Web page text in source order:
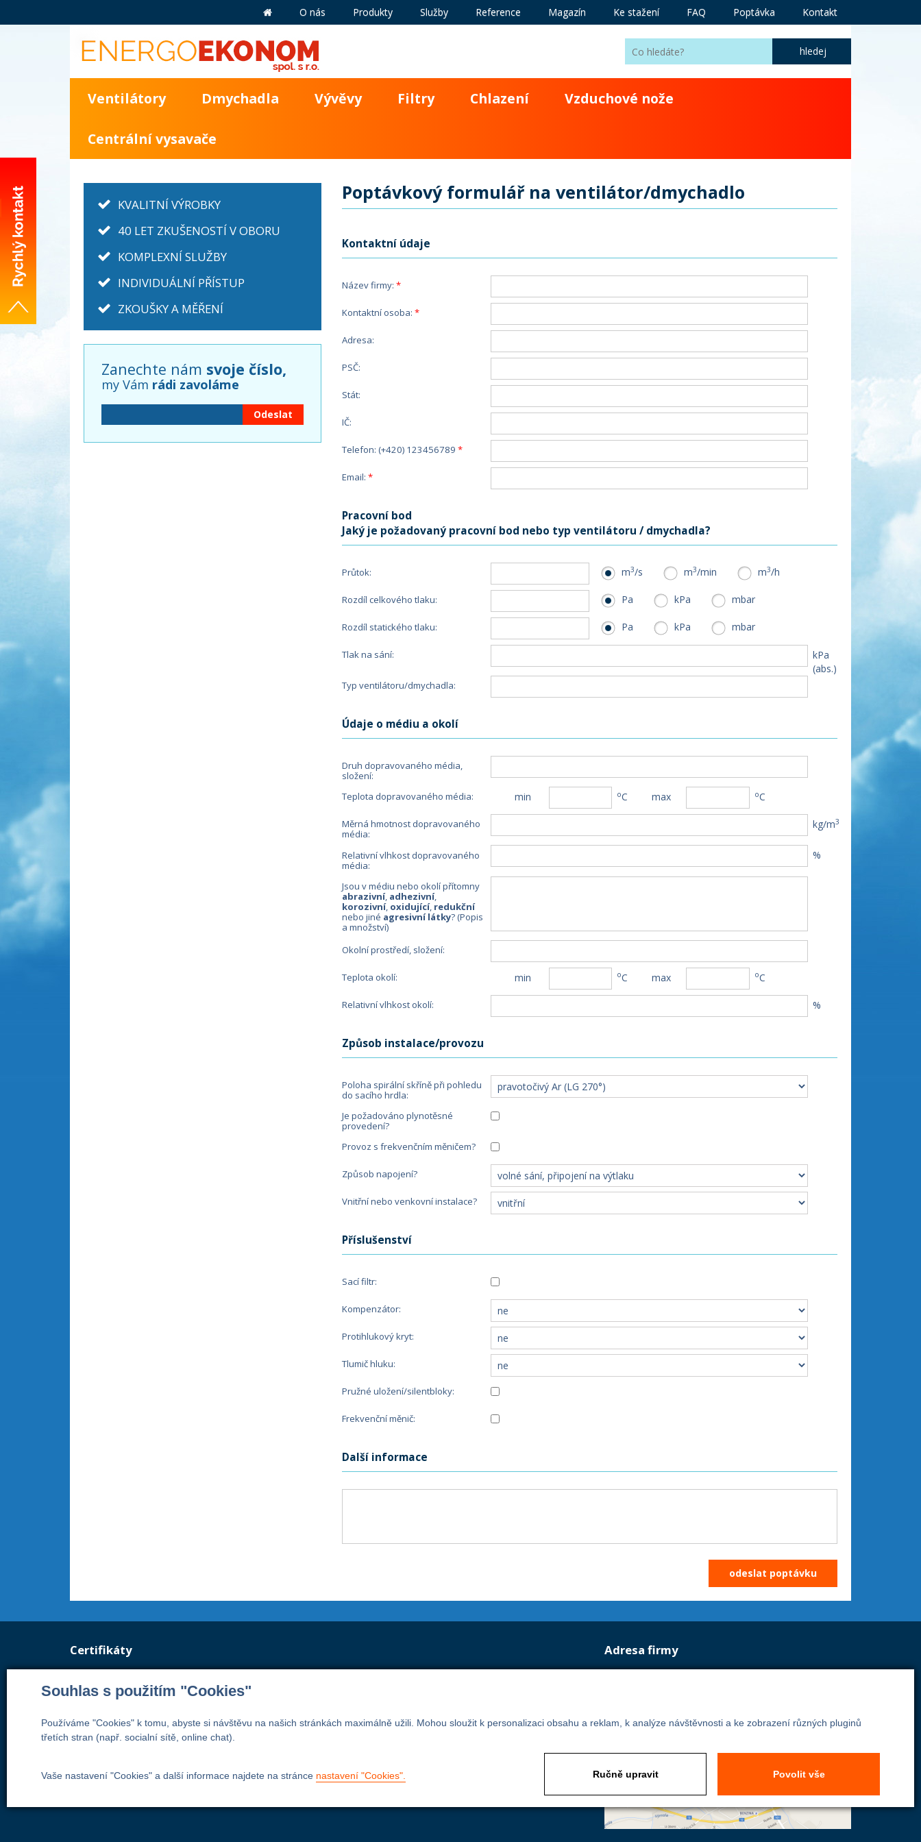
Souhlas s použitím "Cookies"
Používáme "Cookies" k tomu, abyste si návštěvu na našich stránkách maximálně užili. Mohou sloužit k personalizaci obsahu a reklam, k analýze návštěvnosti a ke zobrazení různých pluginů
třetích stran (např. socialní sítě, online chat).
Vaše nastavení "Cookies" a další informace najdete na stránce nastavení "Cookies". Ručně upravit Povolit vše
+420 281 981 055
info@energoekonom.cz
Wolkerova 433
CZ-250 82 Úvaly
O nás Produkty Služby Reference Magazín Ke stažení FAQ Poptávka Kontakt
Ventilátory Dmychadla Vývěvy Filtry Chlazení Vzduchové nože
Centrální vysavače
Poptávkový formulář na ventilátor/dmychadlo
Kontaktní údaje
Název firmy:
Kontaktní osoba:
Adresa:
PSČ:
Stát:
IČ:
Telefon: (+420) 123456789
Email:
Pracovní bod
Jaký je požadovaný pracovní bod nebo typ ventilátoru / dmychadla?
Průtok: m3/s m3/min m3/h
Rozdíl celkového tlaku: Pa kPa mbar
Rozdíl statického tlaku: Pa kPa mbar
Tlak na sání:
kPa
(abs.)
Typ ventilátoru/dmychadla:
Údaje o médiu a okolí
Druh dopravovaného média,
složení:
Teplota dopravovaného média:
min oC max oC
Měrná hmotnost dopravovaného
média:
kg/m3
Relativní vlhkost dopravovaného
média:
%
Jsou v médiu nebo okolí přítomny
abrazivní, adhezivní,
korozivní, oxidující, redukční
nebo jiné agresivní látky? (Popis
a množství)
Okolní prostředí, složení:
Teplota okolí: min oC max oC
Relativní vlhkost okolí: %
Způsob instalace/provozu
Poloha spirální skříně při pohledu
do sacího hrdla:
Je požadováno plynotěsné
provedení?
Provoz s frekvenčním měničem?
Způsob napojení?
Vnitřní nebo venkovní instalace?
Příslušenství
Sací filtr:
Kompenzátor:
Protihlukový kryt:
Tlumič hluku:
Pružné uložení/silentbloky:
Frekvenční měnič:
Další informace
KVALITNÍ VÝROBKY
40 LET ZKUŠENOSTÍ V OBORU
KOMPLEXNÍ SLUŽBY
INDIVIDUÁLNÍ PŘÍSTUP
ZKOUŠKY A MĚŘENÍ
Zanechte nám svoje číslo,
my Vám rádi zavoláme
Certifikáty
systém managementu jakosti odpovídá požadavkům ČSN EN ISO 9001:2015.
Adresa firmy
Wolkerova 433